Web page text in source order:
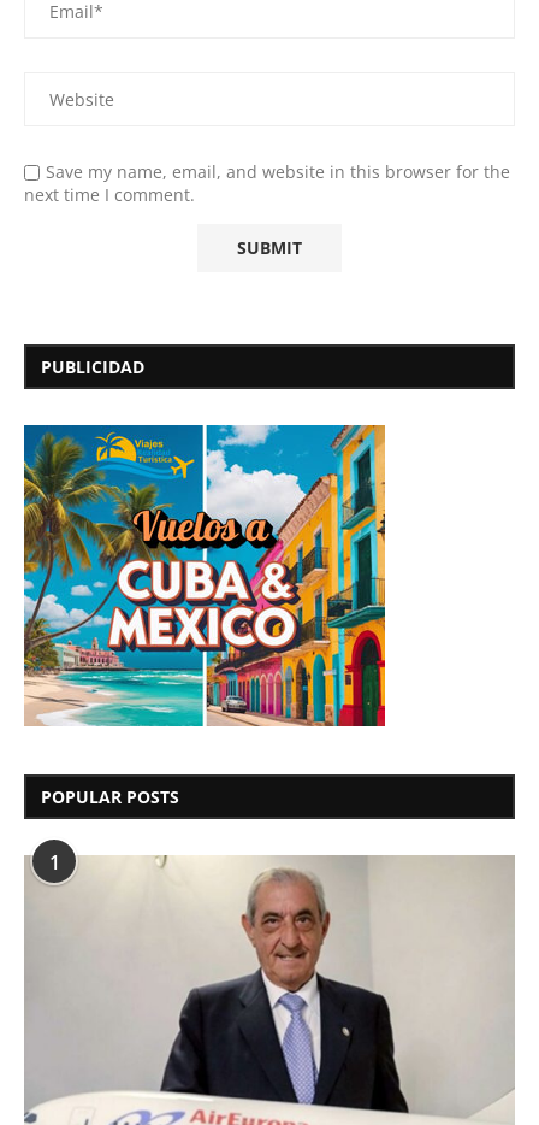
Save my name, email, and website in this browser for the
next time I comment.
PUBLICIDAD
POPULAR POSTS
1